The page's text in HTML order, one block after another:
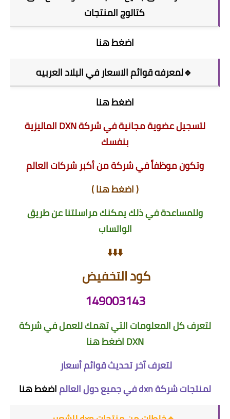
كتالوج المنتجات
اضغط هنا
🔹لمعرفه قوائم الاسعار في البلاد العربيه
اضغط هنا
لتسجيل عضوية مجانية في شركة DXN الماليزية
بنفسك
وتكون موظفاً في شركة من أكبر شركات العالم
(اضغط هنا)
وللمساعدة في ذلك يمكنك مراسلتنا عن طريق
الواتساب
⬇️⬇️⬇️
كود التخفيض
149003143
لتعرف كل المعلومات التي تهمك للعمل في شركة
DXNاضغط هنا
لتعرف آخر تحديث قوائم أسعار
لمنتجات شركة dxn في جميع دول العالم
اضغط هنا